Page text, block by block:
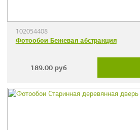
102054408
Фотообои Бежевая абстракция
189.00 руб